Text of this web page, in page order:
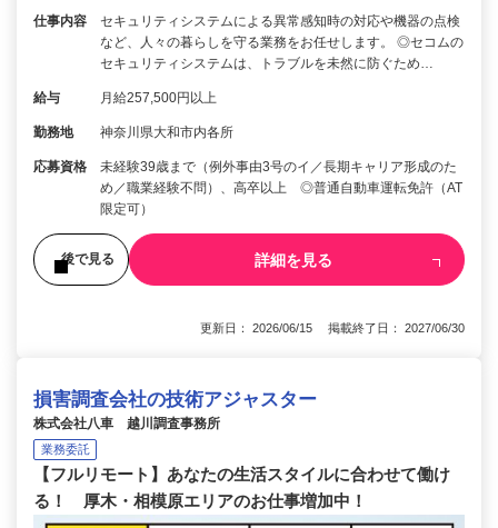
仕事内容
セキュリティシステムによる異常感知時の対応や機器の点検
など、人々の暮らしを守る業務をお任せします。 ◎セコムの
セキュリティシステムは、トラブルを未然に防ぐため…
給与 月給257,500円以上
勤務地 神奈川県大和市内各所
応募資格
未経験39歳まで（例外事由3号のイ／長期キャリア形成のた
め／職業経験不問）、高卒以上 ◎普通自動車運転免許（AT
限定可）
後で見る 詳細を見る
更新日： 2026/06/15 掲載終了日： 2027/06/30
損害調査会社の技術アジャスター
株式会社八車 越川調査事務所
業務委託
【フルリモート】あなたの生活スタイルに合わせて働け
る！ 厚木・相模原エリアのお仕事増加中！